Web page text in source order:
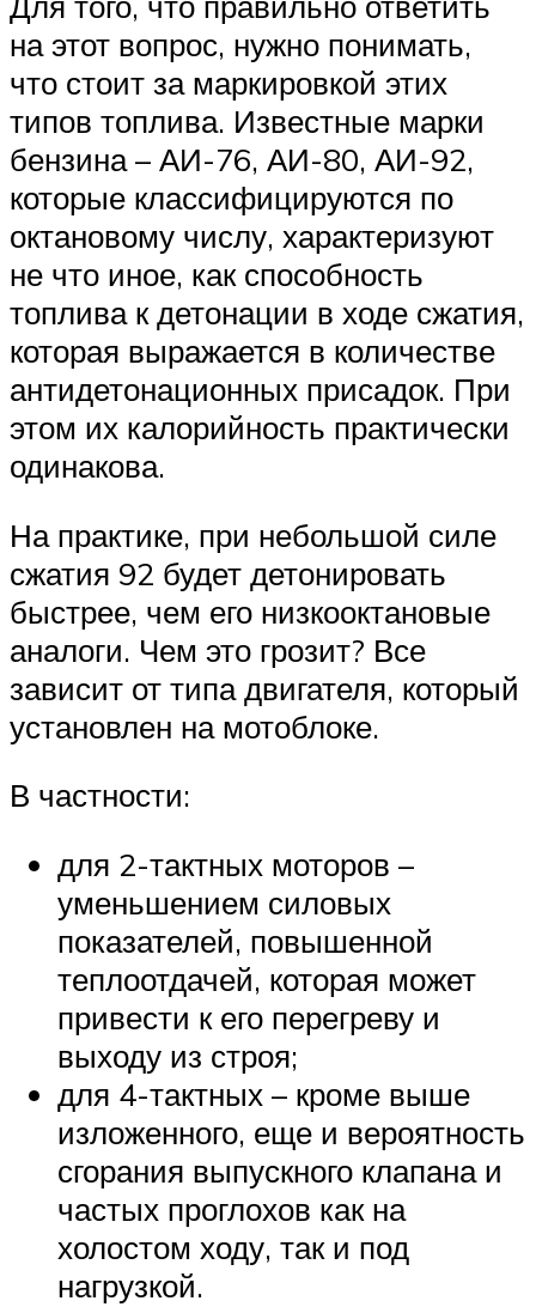
на этот вопрос, нужно понимать,
что стоит за маркировкой этих
типов топлива. Известные марки
бензина – АИ-76, АИ-80, АИ-92,
которые классифицируются по
октановому числу, характеризуют
не что иное, как способность
топлива к детонации в ходе сжатия,
которая выражается в количестве
антидетонационных присадок. При
этом их калорийность практически
одинакова.
На практике, при небольшой силе
сжатия 92 будет детонировать
быстрее, чем его низкооктановые
аналоги. Чем это грозит? Все
зависит от типа двигателя, который
установлен на мотоблоке.
В частности:
для 2-тактных моторов –
уменьшением силовых
показателей, повышенной
теплоотдачей, которая может
привести к его перегреву и
выходу из строя;
для 4-тактных – кроме выше
изложенного, еще и вероятность
сгорания выпускного клапана и
частых проглохов как на
холостом ходу, так и под
нагрузкой.